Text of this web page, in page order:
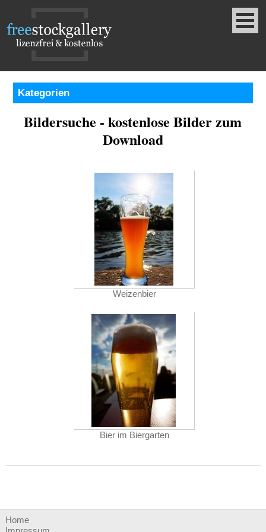
Kategorien
Bildersuche - kostenlose Bilder zum
Download
Weizenbier
Bier im Biergarten
Home